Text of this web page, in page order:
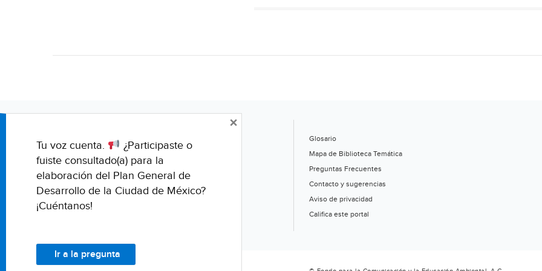
Glosario
Mapa de Biblioteca Temática
Preguntas Frecuentes
Contacto y sugerencias
Aviso de privacidad
Califica este portal
Tu voz cuenta.
¿Participaste o
fuiste consultado(a) para la
elaboración del Plan General de
Desarrollo de la Ciudad de México?
¡Cuéntanos!
Ir a la pregunta
×